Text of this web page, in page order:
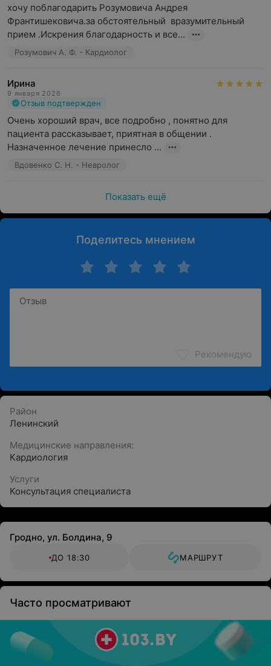
хочу поблагодарить Розумовича Андрея
Франтишековича.за обстоятельный  вразумительный
прием .Искрения благодарность и все...
Розумович А. Ф. - Кардиолог
Ирина
9 января 2026
Отзыв подтвержден
Очень хороший врач, все подробно , понятно для
пациента рассказывает, приятная в общении .
Назначенное лечение принесло ...
Вдовенко С. Н. - Невролог
Показать ещё
Поделитесь мнением
Рекомендую
Район
Ленинский
Медицинские направления:
Кардиология
Услуги
Консультация специалиста
Гродно, ул. Болдина, 9
ДО 18:30 МАРШРУТ
Часто просматривают